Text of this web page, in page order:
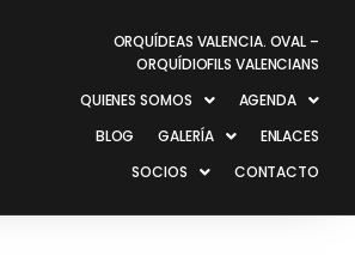
ORQUÍDEAS VALENCIA. OVAL –
ORQUÍDIOFILS VALENCIANS
QUIENES SOMOS
AGENDA
BLOG
GALERÍA
ENLACES
SOCIOS
CONTACTO